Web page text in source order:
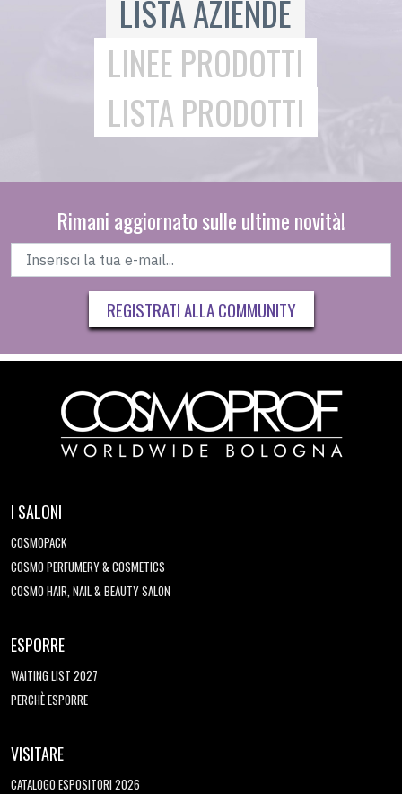
LISTA AZIENDE
LINEE PRODOTTI
LISTA PRODOTTI
Rimani aggiornato sulle ultime novità!
REGISTRATI ALLA COMMUNITY
I SALONI
COSMOPACK
COSMO PERFUMERY & COSMETICS
COSMO HAIR, NAIL & BEAUTY SALON
ESPORRE
WAITING LIST 2027
PERCHÈ ESPORRE
VISITARE
CATALOGO ESPOSITORI 2026